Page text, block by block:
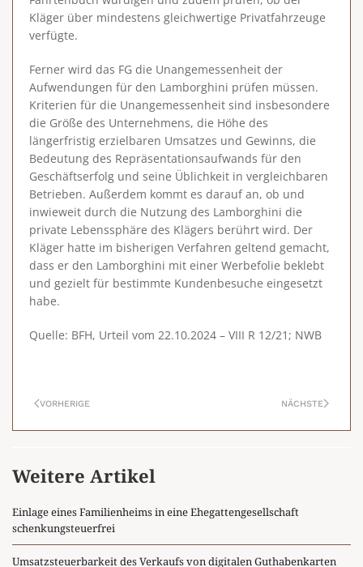
Kläger über mindestens gleichwertige Privatfahrzeuge
verfügte.
Ferner wird das FG die Unangemessenheit der
Aufwendungen für den Lamborghini prüfen müssen.
Kriterien für die Unangemessenheit sind insbesondere
die Größe des Unternehmens, die Höhe des
längerfristig erzielbaren Umsatzes und Gewinns, die
Bedeutung des Repräsentationsaufwands für den
Geschäftserfolg und seine Üblichkeit in vergleichbaren
Betrieben. Außerdem kommt es darauf an, ob und
inwieweit durch die Nutzung des Lamborghini die
private Lebenssphäre des Klägers berührt wird. Der
Kläger hatte im bisherigen Verfahren geltend gemacht,
dass er den Lamborghini mit einer Werbefolie beklebt
und gezielt für bestimmte Kundenbesuche eingesetzt
habe.
Quelle: BFH, Urteil vom 22.10.2024 – VIII R 12/21; NWB
VORHERIGE NÄCHSTE
Weitere Artikel
Einlage eines Familienheims in eine Ehegattengesellschaft
schenkungsteuerfrei
Umsatzsteuerbarkeit des Verkaufs von digitalen Guthabenkarten